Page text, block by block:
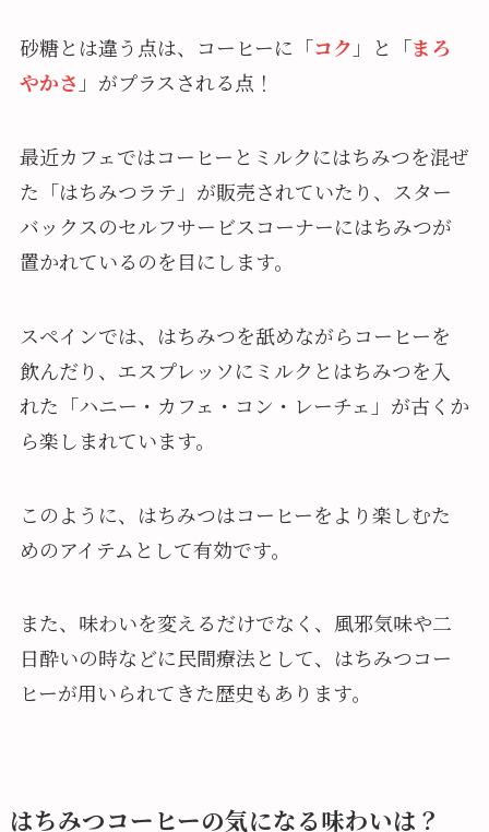
砂糖とは違う点は、コーヒーに「コク 」と「まろ
やかさ 」がプラスされる点！
最近カフェではコーヒーとミルクにはちみつを混ぜ
た「はちみつラテ」が販売されていたり、スター
バックスのセルフサービスコーナーにはちみつが
置かれているのを目にします。
スペインでは、はちみつを舐めながらコーヒーを
飲んだり、エスプレッソにミルクとはちみつを入
れた「ハニー・カフェ・コン・レーチェ」が古くか
ら楽しまれています。
このように、はちみつはコーヒーをより楽しむた
めのアイテムとして有効です。
また、味わいを変えるだけでなく、風邪気味や二
日酔いの時などに民間療法として、はちみつコー
ヒーが用いられてきた歴史もあります。
はちみつコーヒーの気になる味わいは？